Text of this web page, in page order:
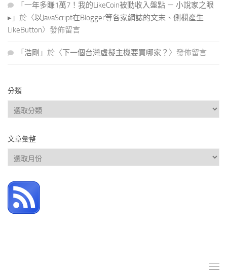
「 一年多賺1萬7！我的LikeCoin被動收入盤點 － 小說家之眼
▸ 」於〈以JavaScript在Blogger等各家網誌的文末、側欄產生
LikeButton〉發佈留言
「 浩剛 」於〈下一個台灣虛擬主機要買哪家？ 〉發佈留言
分類
分
類
文章彙整
文
章
整